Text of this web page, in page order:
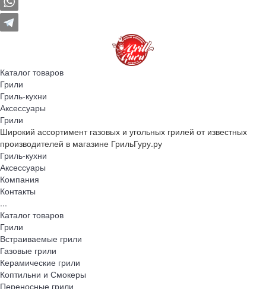
Каталог товаров
Грили
Гриль-кухни
Аксессуары
Грили
Широкий ассортимент газовых и угольных грилей от известных
производителей в магазине ГрильГуру.ру
Гриль-кухни
Аксессуары
Компания
Контакты
...
Каталог товаров
Грили
Встраиваемые грили
Газовые грили
Керамические грили
Коптильни и Смокеры
Переносные грили